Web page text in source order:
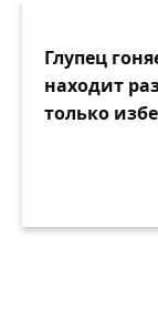
Глупец
находит
только